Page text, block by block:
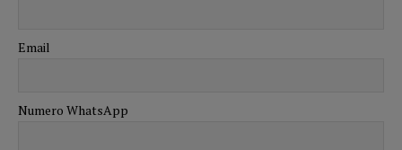
Email
Numero WhatsApp